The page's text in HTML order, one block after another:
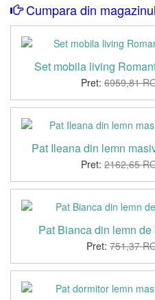
Cumpara din
Set mobila living
Pret: 6959,81
Pat Ileana din lemn
Pret: 2162,65
Pat Bianca din lemn
Pret: 751,37